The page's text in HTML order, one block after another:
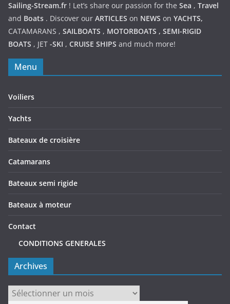
Sailing-Stream.fr ! Let’s share our passion for the Sea , Travel
and Boats . Discover our ARTICLES on NEWS on YACHTS,
CATAMARANS , SAILBOATS , MOTORBOATS , SEMI-RIGID
BOATS , JET -SKI , CRUISE SHIPS and much more!
Menu
Voiliers
Yachts
Bateaux de croisière
Catamarans
Bateaux semi rigide
Bateaux à moteur
Contact
CONDITIONS GENERALES
Archives
Archives